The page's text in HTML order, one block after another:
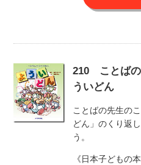
210 ことばの
ういどん
ことばの先生の
どん」のくり返
う。
《日本子どもの